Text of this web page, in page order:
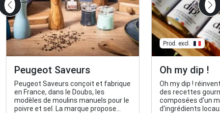
Peugeot Saveurs
Peugeot Saveurs conçoit et fabrique
en France, dans le Doubs, les
modèles de moulins manuels pour le
poivre et sel. La marque propose
Prod. excl.
Oh my dip !
Oh my dip !
des recettes
composées d'un
d'ingrédients